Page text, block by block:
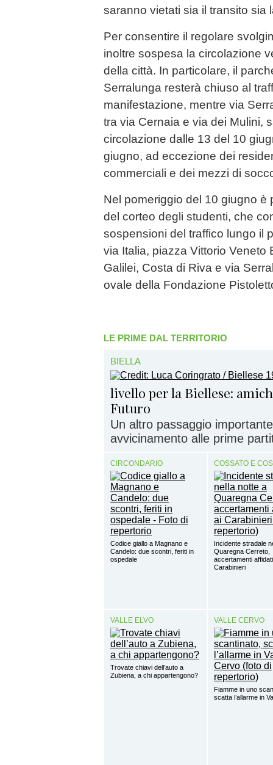
saranno vietati sia il transito sia
Per consentire il regolare
inoltre sospesa la circolazione
della città. In particolare, il
Serralunga resterà chiuso al
manifestazione, mentre via
tra via Cernaia e via dei Mulini,
circolazione dalle 13 del 10
giugno, ad eccezione dei
commerciali e dei mezzi di
Nel pomeriggio del 10 giugno
del corteo degli studenti, che
sospensioni del traffico lungo il
via Italia, piazza Vittorio Veneto
Galilei, Costa di Riva e via
ovale della Fondazione
LE PRIME DAL TERRITORIO
BIELLA
livello per la Biellese:
Futuro
Un altro passaggio
avvicinamento alle prime
CIRCONDARIO
Codice giallo a Magnano e
Candelo: due scontri, feriti in
ospedale
COSSATO E
Incidente stradale
Quaregna Cerreto,
accertamenti
Carabinieri
VALLE ELVO
Trovate chiavi dell’auto a
Zubiena, a chi appartengono?
VALLE CERVO
Fiamme in uno
scatta l’allarme in